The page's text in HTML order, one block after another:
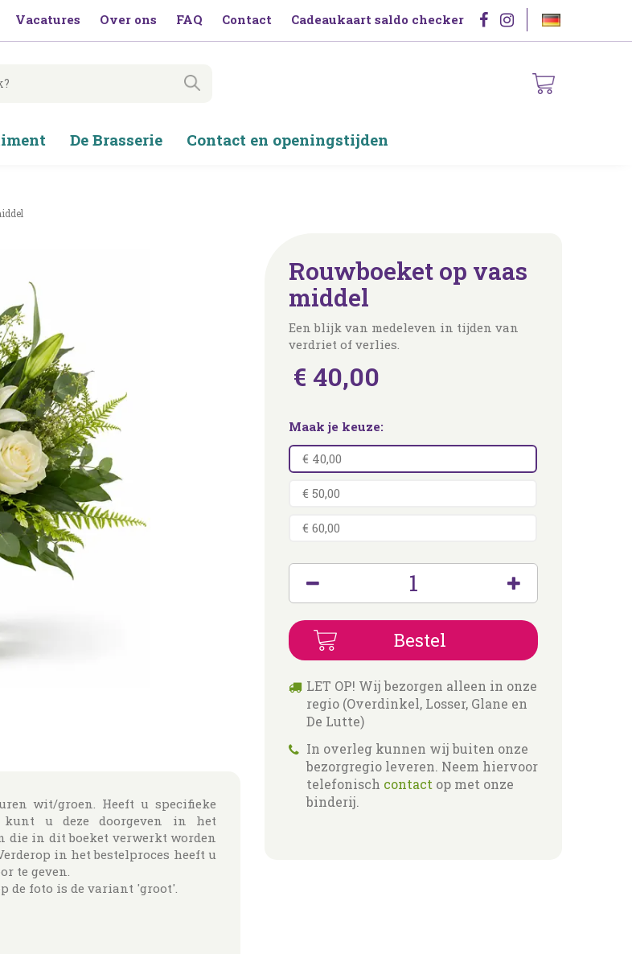
Vacatures Over ons FAQ Contact Cadeaukaart saldo checker
De Brasserie Contact en openingstijden
Rouwboeket op vaas
middel
Een blijk van medeleven in tijden van
verdriet of verlies.
€ 40,00
Maak je keuze:
€ 40,00
€ 50,00
€ 60,00
LET OP! Wij bezorgen alleen in onze
regio (Overdinkel, Losser, Glane en
De Lutte)
In overleg kunnen wij buiten onze
bezorgregio leveren. Neem hiervoor
telefonisch contact op met onze
binderij.
wit/groen. Heeft u specifieke
u deze doorgeven in het
die in dit boeket verwerkt worden
in het bestelproces heeft u
te geven.
de foto is de variant 'groot'.